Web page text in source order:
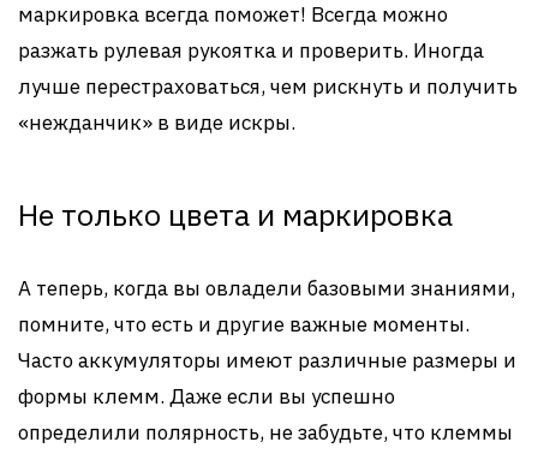
маркировка всегда поможет! Всегда можно
разжать рулевая рукоятка и проверить. Иногда
лучше перестраховаться, чем рискнуть и получить
«нежданчик» в виде искры.
Не только цвета и маркировка
А теперь, когда вы овладели базовыми знаниями,
помните, что есть и другие важные моменты.
Часто аккумуляторы имеют различные размеры и
формы клемм. Даже если вы успешно
определили полярность, не забудьте, что клеммы